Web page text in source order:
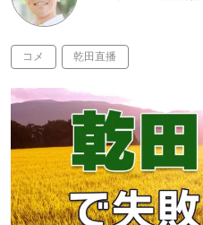
コメ 乾田直播